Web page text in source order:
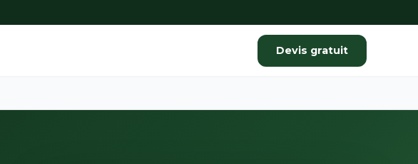
Devis gratuit